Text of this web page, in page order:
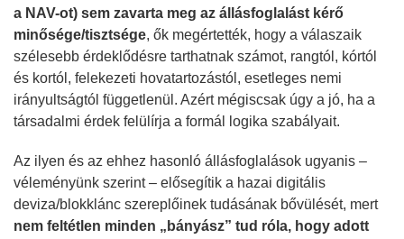
a NAV-ot) sem zavarta meg az állásfoglalást kérő
minősége/tisztsége, ők megértették, hogy a válaszaik
szélesebb érdeklődésre tarthatnak számot, rangtól, kórtól
és kortól, felekezeti hovatartozástól, esetleges nemi
irányultságtól függetlenül. Azért mégiscsak úgy a jó, ha a
társadalmi érdek felülírja a formál logika szabályait.
Az ilyen és az ehhez hasonló állásfoglalások ugyanis –
véleményünk szerint – elősegítik a hazai digitális
deviza/blokklánc szereplőinek tudásának bővülését, mert
nem feltétlen minden „bányász” tud róla, hogy adott